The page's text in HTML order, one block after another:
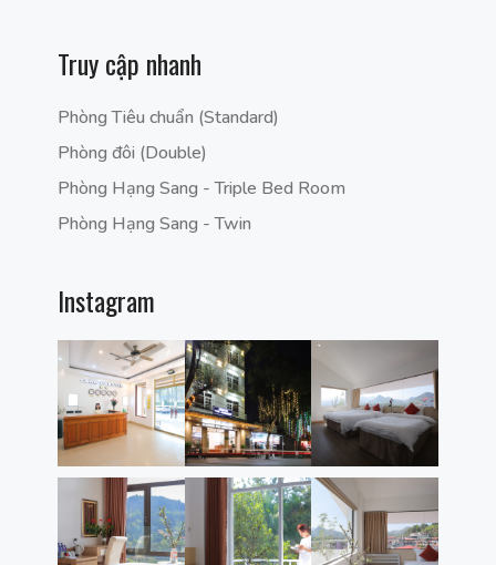
Truy cập nhanh
Phòng Tiêu chuẩn (Standard)
Phòng đôi (Double)
Phòng Hạng Sang - Triple Bed Room
Phòng Hạng Sang - Twin
Instagram